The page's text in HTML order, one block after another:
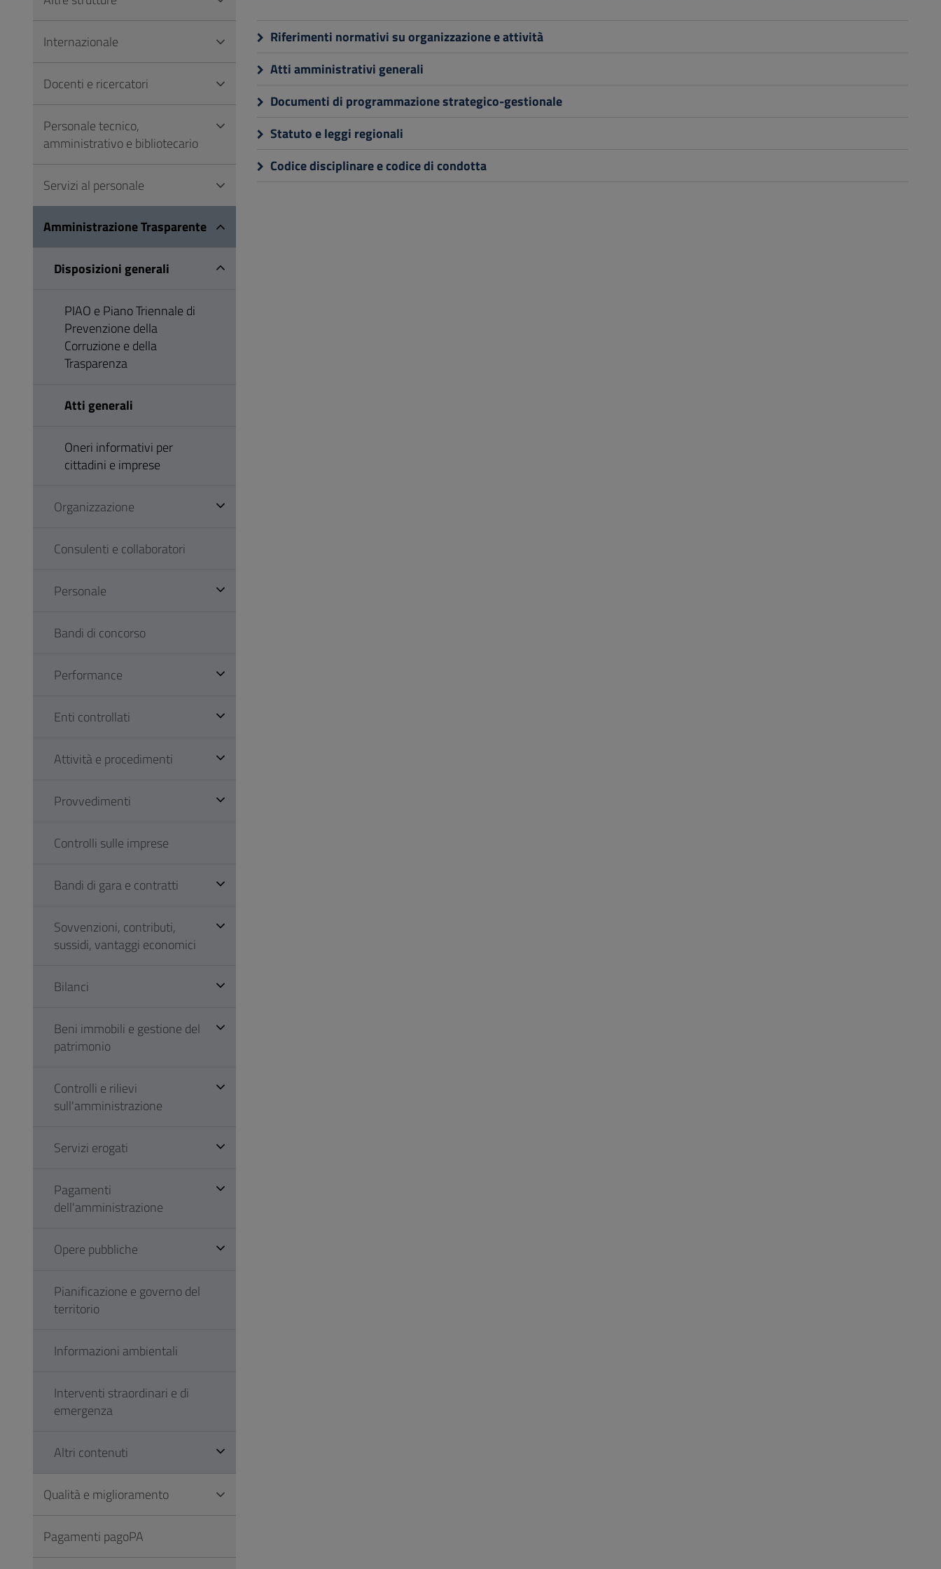
Footer
Riferimenti normativi su organizzazione e attività
Atti amministrativi generali
Documenti di programmazione strategico-gestionale
Statuto e leggi regionali
Codice disciplinare e codice di condotta
Internazionale
Docenti e ricercatori
Personale tecnico,
amministrativo e bibliotecario
Servizi al personale
Amministrazione Trasparente
Disposizioni generali
PIAO e Piano Triennale di
Prevenzione della
Corruzione e della
Trasparenza
Atti generali
Oneri informativi per
cittadini e imprese
Organizzazione
Consulenti e collaboratori
Personale
Bandi di concorso
Performance
Enti controllati
Attività e procedimenti
Provvedimenti
Controlli sulle imprese
Bandi di gara e contratti
Sovvenzioni, contributi,
sussidi, vantaggi economici
Bilanci
Beni immobili e gestione del
patrimonio
Controlli e rilievi
sull'amministrazione
Servizi erogati
Pagamenti
dell'amministrazione
Opere pubbliche
Pianificazione e governo del
territorio
Informazioni ambientali
Interventi straordinari e di
emergenza
Altri contenuti
Qualità e miglioramento
Pagamenti pagoPA